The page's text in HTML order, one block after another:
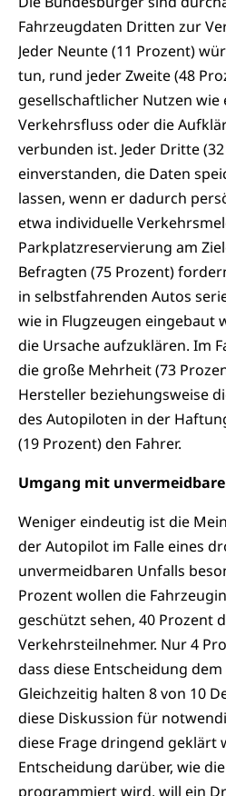
Fahrzeugdaten Dritten zur
Jeder Neunte (11 Prozent)
tun, rund jeder Zweite (48
gesellschaftlicher Nutzen wie
Verkehrsfluss oder die
verbunden ist. Jeder Dritte
einverstanden, die Daten
lassen, wenn er dadurch
etwa individuelle
Parkplatzreservierung am
Befragten (75 Prozent)
in selbstfahrenden Autos
wie in Flugzeugen eingebaut
die Ursache aufzuklären. Im
die große Mehrheit (73
Hersteller beziehungsweise
des Autopiloten in der
(19 Prozent) den Fahrer.
Umgang mit
Weniger eindeutig ist die
der Autopilot im Falle eines
unvermeidbaren Unfalls
Prozent wollen die
geschützt sehen, 40 Prozent
Verkehrsteilnehmer. Nur 4
dass diese Entscheidung
Gleichzeitig halten 8 von 10
diese Diskussion für
diese Frage dringend geklärt
Entscheidung darüber, wie
programmiert wird, will ein